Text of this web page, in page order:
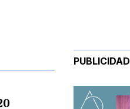
PUBLICIDAD